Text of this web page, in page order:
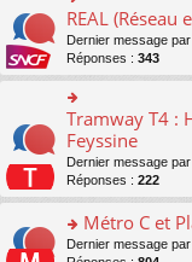
c
e
nt
le
pl
u
s
ré
c
e
nt
n
o
n
pl
u
s
ré
c
e
s
a
g
e
n
o
n
lu
le
pl
u
s
ré
c
er
le
m
e
s
s
g
e
n
lu
le
o
n
s
er
le
m
e
s
s
a
g
e
n
REAL
Dernier message par
Réponses : 343
o
n
ult
er
le
m
e
Tramway T4 :
Feyssine
Dernier message par
Réponses : 222
o
Métro C et
Dernier message par